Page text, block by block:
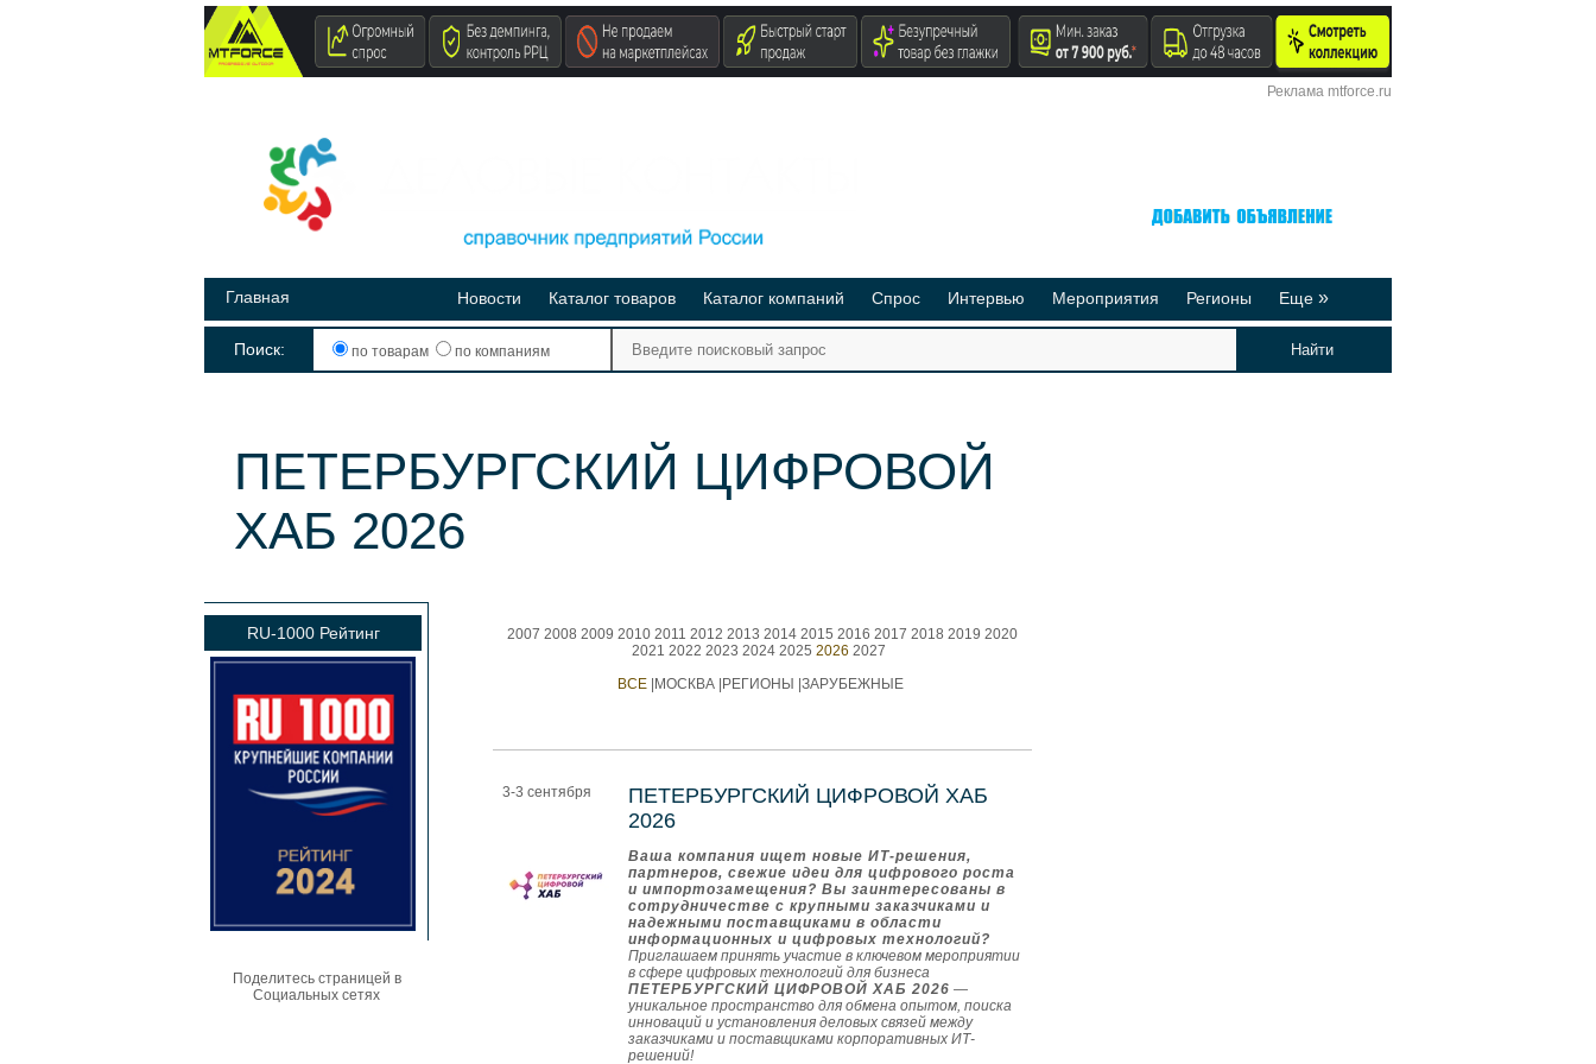
Реклама mtforce.ru
Главная Новости Каталог товаров Каталог компаний Спрос Интервью Мероприятия Регионы Еще »
Реклама на сайте
Поиск: по товарам по компаниям
ПЕТЕРБУРГСКИЙ ЦИФРОВОЙ
ХАБ 2026
RU-1000 Рейтинг
Поделитесь страницей в
Социальных сетях
2007 2008 2009 2010 2011 2012 2013 2014 2015 2016 2017 2018 2019 2020
2021 2022 2023 2024 2025 2026 2027
ВСЕ МОСКВА РЕГИОНЫ ЗАРУБЕЖНЫЕ
3-3 сентября
ПЕТЕРБУРГСКИЙ ЦИФРОВОЙ ХАБ
2026
Ваша компания ищет новые ИТ-решения,
партнеров, свежие идеи для цифрового роста
и импортозамещения? Вы заинтересованы в
сотрудничестве с крупными заказчиками и
надежными поставщиками в области
информационных и цифровых технологий?
Приглашаем принять участие в ключевом мероприятии
в сфере цифровых технологий для бизнеса
ПЕТЕРБУРГСКИЙ ЦИФРОВОЙ ХАБ 2026 —
уникальное пространство для обмена опытом, поиска
инноваций и установления деловых связей между
заказчиками и поставщиками корпоративных ИТ-
решений!